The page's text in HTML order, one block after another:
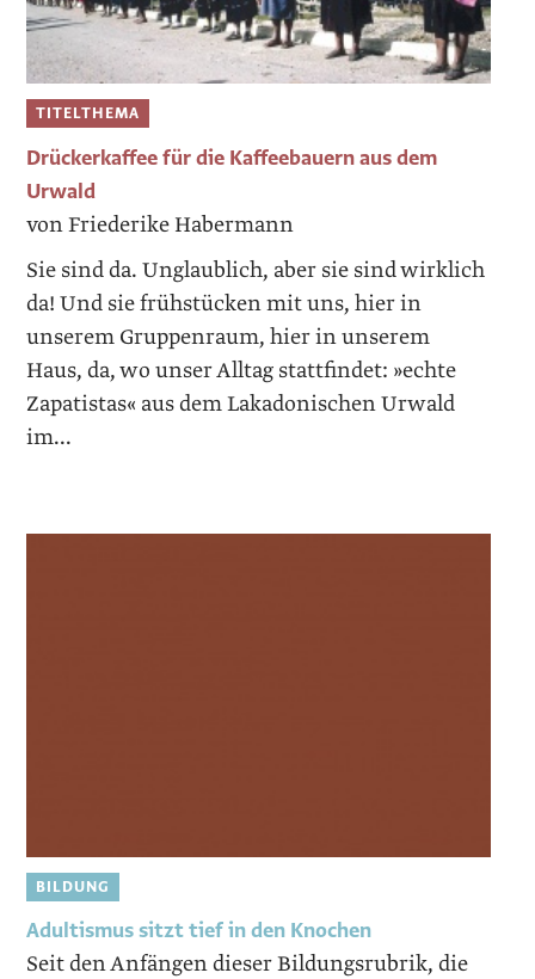
TITELTHEMA
Drückerkaffee für die Kaffeebauern aus dem
Urwald
von Friederike Habermann
Sie sind da. Unglaublich, aber sie sind wirklich
da! Und sie frühstücken mit uns, hier in
unserem Gruppenraum, hier in unserem
Haus, da, wo unser Alltag stattfindet: »echte
Zapatistas« aus dem Lakadonischen Urwald
im...
BILDUNG
Adultismus sitzt tief in den Knochen
Seit den Anfängen dieser Bildungsrubrik, die